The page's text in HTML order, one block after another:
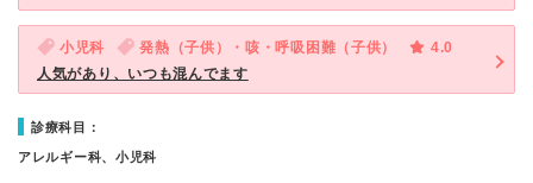
小児科 発熱（子供）・咳・呼吸困難（子供）
4.0
人気があり、いつも混んでます
診療科目：
アレルギー科、小児科